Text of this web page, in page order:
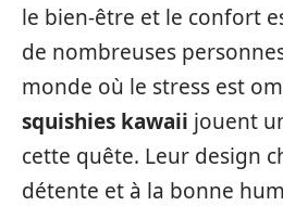
le bien-être et le confort
de nombreuses
monde où le stress est
squishies kawaii jouent
cette quête. Leur design
détente et à la bonne